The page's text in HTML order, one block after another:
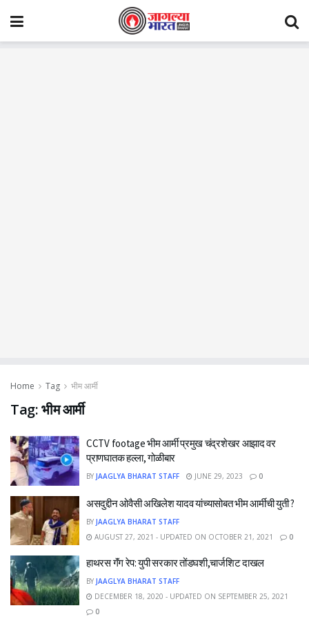
Home Tag भीम आर्मी
Tag:भीम आर्मी
CCTV footage भीम आर्मी प्रमुख चंद्रशेखर आझाद वर
प्राणघातक हल्ला, गोळीबार
BY JAAGLYA BHARAT STAFF JUNE 29, 2023 0
असदुद्दीन ओवैसी अखिलेश यादव यांच्यासोबत भीम आर्मीची युती ?
BY JAAGLYA BHARAT STAFF
AUGUST 27, 2021 - UPDATED ON OCTOBER 21, 2021
0
हाथरस गॅंग रेप: युपी सरकार तोंडघशी,चार्जशिट दाखल
BY JAAGLYA BHARAT STAFF
DECEMBER 18, 2020 - UPDATED ON SEPTEMBER 25, 2021
0